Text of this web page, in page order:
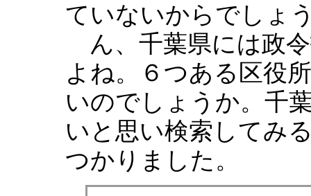
ていないからでしょ
ん、千葉県には政
よね。６つある区役
いのでしょうか。千
いと思い検索してみ
つかりました。